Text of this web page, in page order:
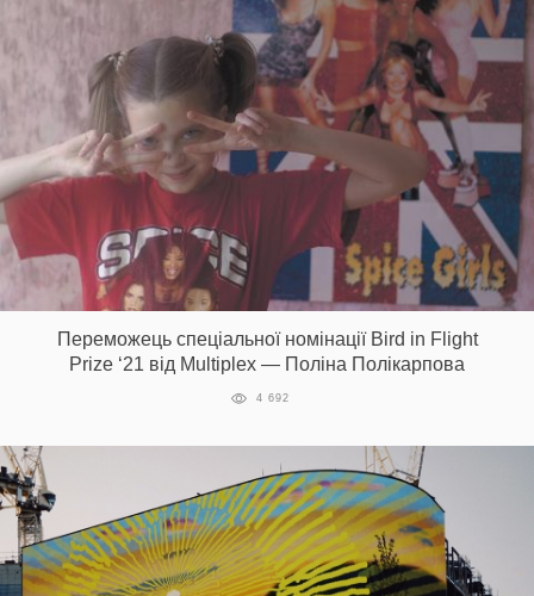
Переможець спеціальної номінації Bird in Flight
Prize ‘21 від Multiplex — Поліна Полікарпова
4 692